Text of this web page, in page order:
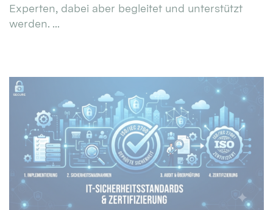
Experten, dabei aber begleitet und unterstützt
werden. ...